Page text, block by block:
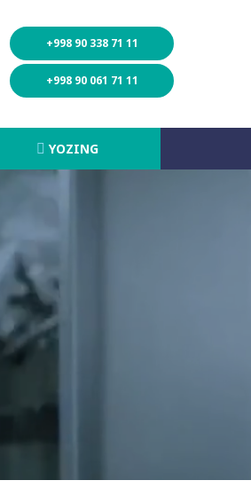
+998 90 338 71 11
+998 90 061 71 11
YOZING